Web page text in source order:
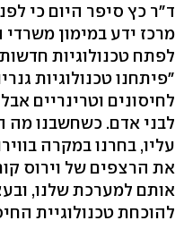
ד"ר כץ סיפר היום כי
מרכז ידע במימון
לפתח טכנולוגיות
"פיתחנו טכנולוגיות
לחיסונים וטרינריים
לבני אדם. כשחשבנו מה
עליו, בחרנו במקרה
את הרצפים של וירוס
אותם למערכת שלנו,
להוכחת טכנולוגיית